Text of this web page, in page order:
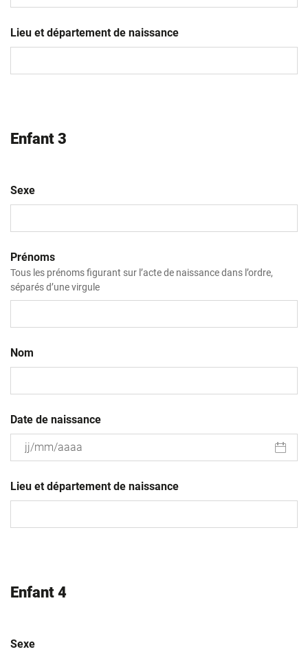
slash
MM
Lieu et département de naissance
Enfant 3
Sexe
Prénoms
Tous les prénoms figurant sur l’acte de naissance dans l’ordre,
séparés d’une virgule
Nom
Date de naissance
slash
MM
Lieu et département de naissance
Enfant 4
Sexe